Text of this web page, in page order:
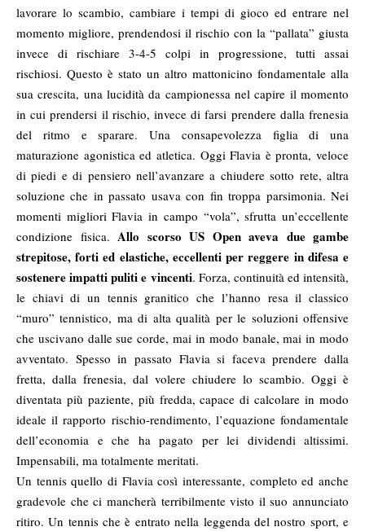
lavorare lo scambio, cambiare i tempi di gioco ed entrare nel
momento migliore, prendendosi il rischio con la “pallata” giusta
invece di rischiare 3-4-5 colpi in progressione, tutti assai
rischiosi. Questo è stato un altro mattonicino fondamentale alla
sua crescita, una lucidità da campionessa nel capire il momento
in cui prendersi il rischio, invece di farsi prendere dalla frenesia
del ritmo e sparare. Una consapevolezza figlia di una
maturazione agonistica ed atletica. Oggi Flavia è pronta, veloce
di piedi e di pensiero nell’avanzare a chiudere sotto rete, altra
soluzione che in passato usava con fin troppa parsimonia. Nei
momenti migliori Flavia in campo “vola”, sfrutta un’eccellente
condizione fisica. Allo scorso US Open aveva due gambe
strepitose, forti ed elastiche, eccellenti per reggere in difesa e
sostenere impatti puliti e vincenti. Forza, continuità ed intensità,
le chiavi di un tennis granitico che l’hanno resa il classico
“muro” tennistico, ma di alta qualità per le soluzioni offensive
che uscivano dalle sue corde, mai in modo banale, mai in modo
avventato. Spesso in passato Flavia si faceva prendere dalla
fretta, dalla frenesia, dal volere chiudere lo scambio. Oggi è
diventata più paziente, più fredda, capace di calcolare in modo
ideale il rapporto rischio-rendimento, l’equazione fondamentale
dell’economia e che ha pagato per lei dividendi altissimi.
Impensabili, ma totalmente meritati.
Un tennis quello di Flavia così interessante, completo ed anche
gradevole che ci mancherà terribilmente visto il suo annunciato
ritiro. Un tennis che è entrato nella leggenda del nostro sport, e